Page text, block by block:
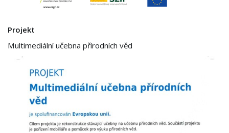
Projekt
Multimediální učebna přírodních věd